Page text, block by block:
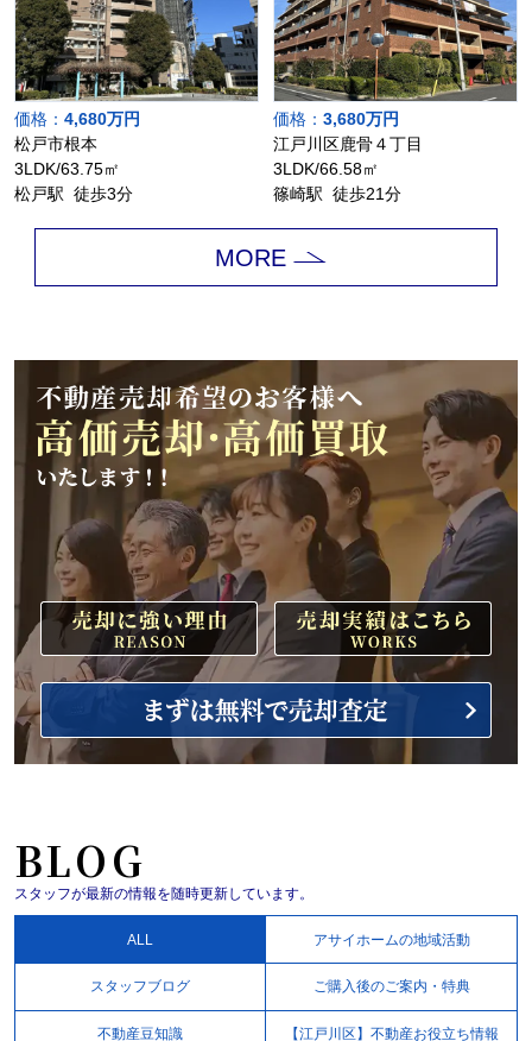
価格： 4,680万円
松戸市根本
3LDK/63.75㎡
松戸駅 徒歩3分
価格： 3,680万円
江戸川区鹿骨４丁目
3LDK/66.58㎡
篠崎駅 徒歩21分
MORE
BLOG
スタッフが最新の情報を随時更新しています。
ALL アサイホームの地域活動
スタッフブログ ご購入後のご案内・特典
不動産豆知識 【江戸川区】不動産お役立ち情報